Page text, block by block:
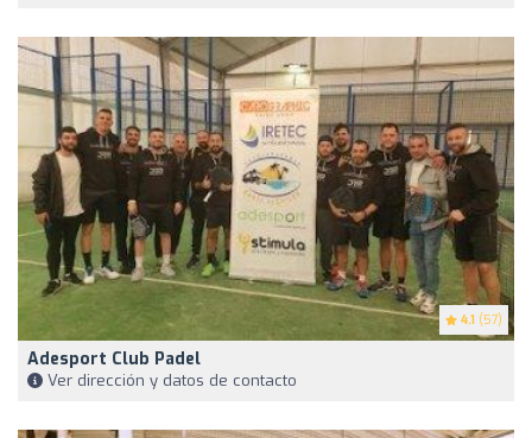
4.1 (57)
Adesport Club Padel
Ver dirección y datos de contacto